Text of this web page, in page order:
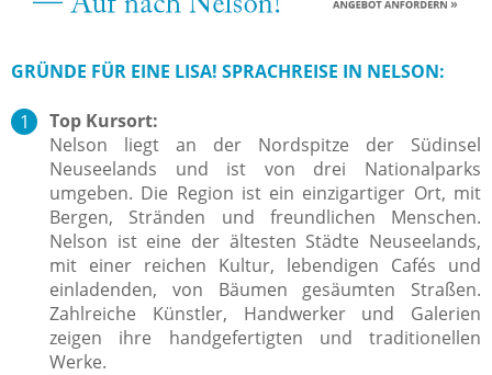
GRÜNDE FÜR EINE LISA! SPRACHREISE IN NELSON:
Top Kursort:
Nelson liegt an der Nordspitze der Südinsel
Neuseelands und ist von drei Nationalparks
umgeben. Die Region ist ein einzigartiger Ort, mit
Bergen, Stränden und freundlichen Menschen.
Nelson ist eine der ältesten Städte Neuseelands,
mit einer reichen Kultur, lebendigen Cafés und
einladenden, von Bäumen gesäumten Straßen.
Zahlreiche Künstler, Handwerker und Galerien
zeigen ihre handgefertigten und traditionellen
Werke.